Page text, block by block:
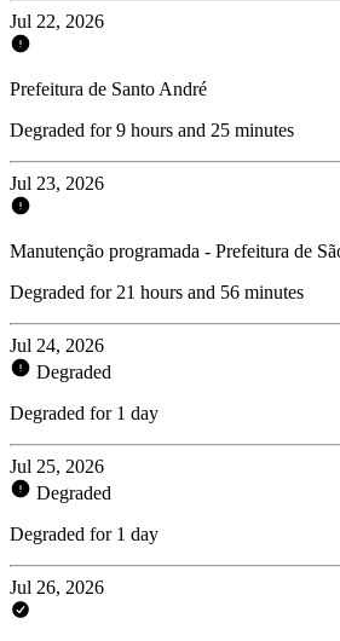
Jul 22, 2026
Prefeitura de Santo André
Degraded for 9 hours and 25 minutes
Jul 23, 2026
Manutenção programada - Prefeitura de
Degraded for 21 hours and 56 minutes
Jul 24, 2026
Degraded
Degraded for 1 day
Jul 25, 2026
Degraded
Degraded for 1 day
Jul 26, 2026